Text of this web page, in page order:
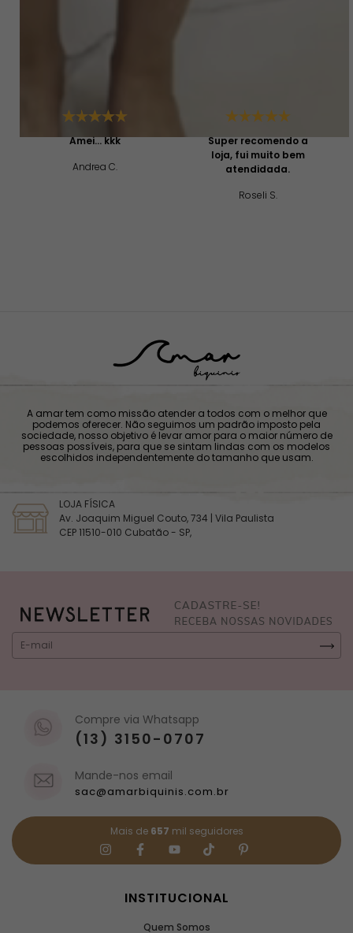
Amei... kkk
Andrea C.
Super recomendo a
loja, fui muito bem
atendidada.
Roseli S.
A amar tem como missão atender a todos com o melhor que
podemos oferecer. Não seguimos um padrão imposto pela
sociedade, nosso objetivo é levar amor para o maior número de
pessoas possíveis, para que se sintam lindas com os modelos
escolhidos independentemente do tamanho que usam.
LOJA FÍSICA
Av. Joaquim Miguel Couto, 734 | Vila Paulista
CEP 11510-010 Cubatão - SP,
Compre via Whatsapp
(13) 3150-0707
Mande-nos email
sac@amarbiquinis.com.br
Mais de 657 mil seguidores
INSTITUCIONAL
Quem Somos